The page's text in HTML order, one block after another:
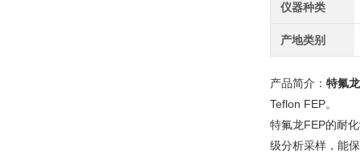
仪器种类
产地类别
产品简介： 特氟
Teflon FEP。
特氟龙FEP的耐
级分析采样，能